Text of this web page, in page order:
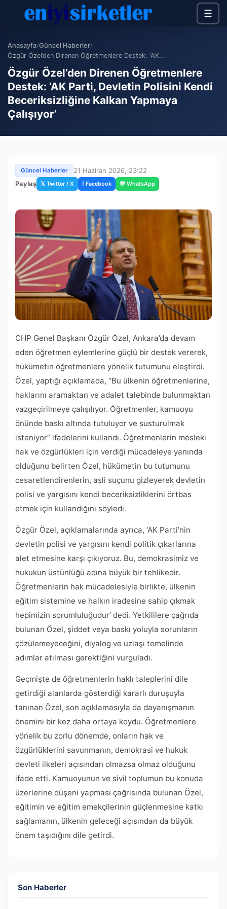
☰
Anasayfa/Güncel Haberler/
Özgür Özel’den Direnen Öğretmenlere Destek: ‘AK...
Özgür Özel’den Direnen Öğretmenlere
Destek: ‘AK Parti, Devletin Polisini Kendi
Beceriksizliğine Kalkan Yapmaya
Çalışıyor’
Güncel Haberler
21 Haziran 2026, 23:22
Paylaş 𝕏 Twitter / X f Facebook 💬 WhatsApp
CHP Genel Başkanı Özgür Özel, Ankara’da devam
eden öğretmen eylemlerine güçlü bir destek vererek,
hükümetin öğretmenlere yönelik tutumunu eleştirdi.
Özel, yaptığı açıklamada, “Bu ülkenin öğretmenlerine,
haklarını aramaktan ve adalet talebinde bulunmaktan
vazgeçirilmeye çalışılıyor. Öğretmenler, kamuoyu
önünde baskı altında tutuluyor ve susturulmak
isteniyor” ifadelerini kullandı. Öğretmenlerin mesleki
hak ve özgürlükleri için verdiği mücadeleye yanında
olduğunu belirten Özel, hükümetin bu tutumunu
cesaretlendirenlerin, asli suçunu gizleyerek devletin
polisi ve yargısını kendi beceriksizliklerini örtbas
etmek için kullandığını söyledi.
Özgür Özel, açıklamalarında ayrıca, ‘AK Parti’nin
devletin polisi ve yargısını kendi politik çıkarlarına
alet etmesine karşı çıkıyoruz. Bu, demokrasimiz ve
hukukun üstünlüğü adına büyük bir tehlikedir.
Öğretmenlerin hak mücadelesiyle birlikte, ülkenin
eğitim sistemine ve halkın iradesine sahip çıkmak
hepimizin sorumluluğudur’ dedi. Yetkililere çağrıda
bulunan Özel, şiddet veya baskı yoluyla sorunların
çözülemeyeceğini, diyalog ve uzlaşı temelinde
adımlar atılması gerektiğini vurguladı.
Geçmişte de öğretmenlerin haklı taleplerini dile
getirdiği alanlarda gösterdiği kararlı duruşuyla
tanınan Özel, son açıklamasıyla da dayanışmanın
önemini bir kez daha ortaya koydu. Öğretmenlere
yönelik bu zorlu dönemde, onların hak ve
özgürlüklerini savunmanın, demokrasi ve hukuk
devleti ilkeleri açısından olmazsa olmaz olduğunu
ifade etti. Kamuoyunun ve sivil toplumun bu konuda
üzerlerine düşeni yapması çağrısında bulunan Özel,
eğitimin ve eğitim emekçilerinin güçlenmesine katkı
sağlamanın, ülkenin geleceği açısından da büyük
önem taşıdığını dile getirdi.
Son Haberler